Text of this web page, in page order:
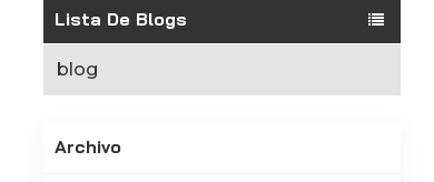
Lista De Blogs
blog
Archivo